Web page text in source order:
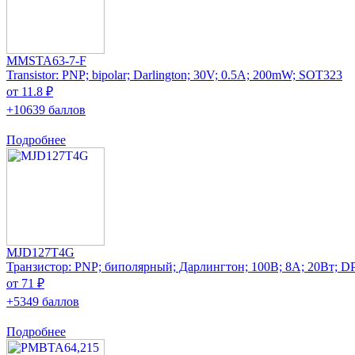
MMSTA63-7-F
Transistor: PNP; bipolar; Darlington; 30V; 0.5A; 200mW; SOT323
от 11.8 ₽
+10639 баллов
Подробнее
MJD127T4G
Транзистор: PNP; биполярный; Дарлингтон; 100В; 8А; 20Вт;
от 71 ₽
+5349 баллов
Подробнее